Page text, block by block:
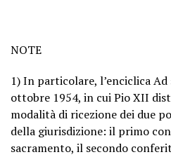
NOTE
1) In particolare, l’enciclica
ottobre 1954, in cui Pio XII
modalità di ricezione dei due
della giurisdizione: il primo
sacramento, il secondo